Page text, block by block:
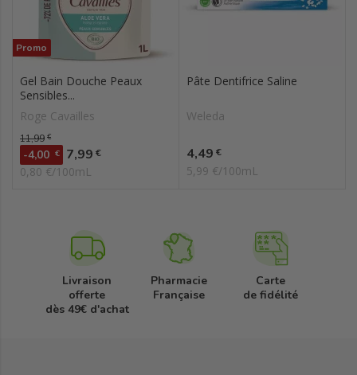
Promo
Gel Bain Douche Peaux
Sensibles...
Roge Cavailles
Prix de base
11,99 €
-4,00 € Prix
7,99 €
0,80 €/100mL
Pâte Dentifrice Saline
Weleda
Prix
4,49 €
5,99 €/100mL
Livraison
offerte
dès 49€ d'achat
Pharmacie
Française
Carte
de fidélité